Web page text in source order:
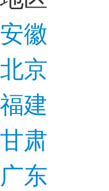
安徽
北京
福建
甘肃
广东